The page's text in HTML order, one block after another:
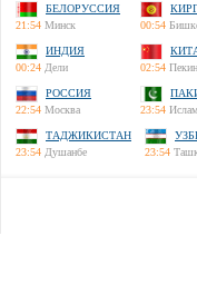
БЕЛОРУССИЯ
21:54 Минск
00:54
ИНДИЯ
00:24 Дели
02:54 Пекин
РОССИЯ
22:54 Москва
23:54
ТАДЖИКИСТАН
23:54 Душанбе
23:54